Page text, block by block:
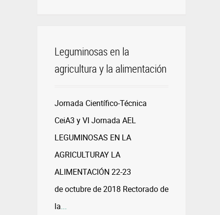
Leguminosas en la
agricultura y la alimentación
Jornada Científico-Técnica
CeiA3 y VI Jornada AEL
LEGUMINOSAS EN LA
AGRICULTURAY LA
ALIMENTACIÓN 22-23
de octubre de 2018 Rectorado de
la...